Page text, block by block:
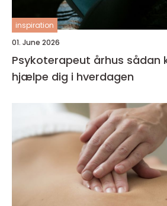
inspiration
01. June 2026
Psykoterapeut århus sådan kan terapi
hjælpe dig i hverdagen